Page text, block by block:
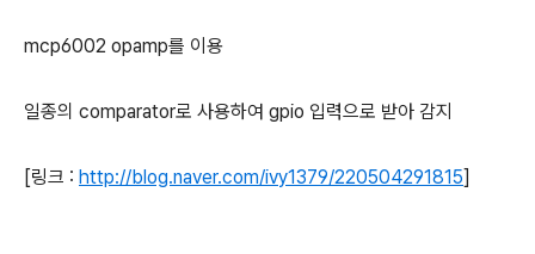
mcp6002 opamp를 이용
일종의 comparator로 사용하여 gpio 입력으로 받아 감지
[링크 : http://blog.naver.com/ivy1379/220504291815]